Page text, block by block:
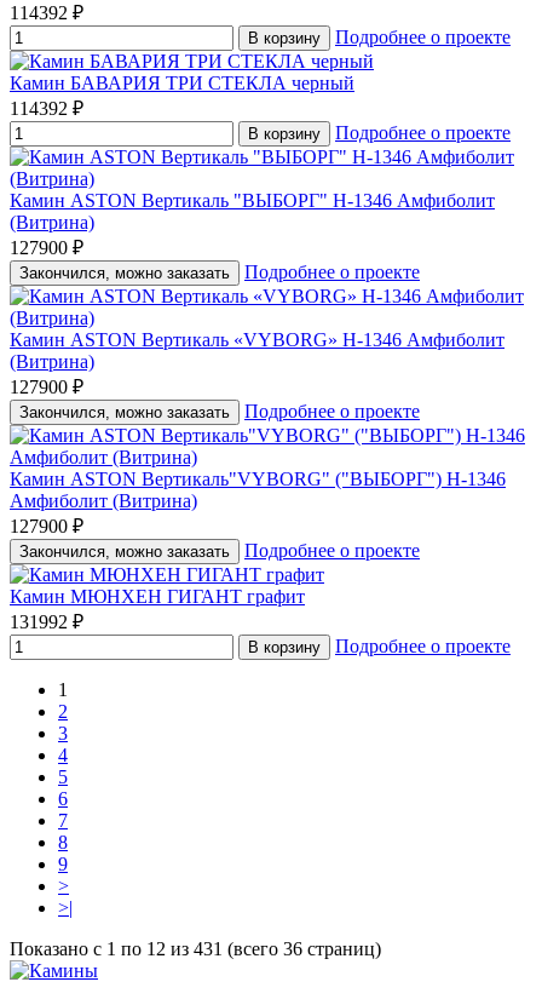
114392 ₽
В корзину Подробнее о проекте
Камин БАВАРИЯ ТРИ СТЕКЛА черный
114392 ₽
В корзину Подробнее о проекте
Камин ASTON Вертикаль "ВЫБОРГ" Н-1346 Амфиболит
(Витрина)
127900 ₽
Закончился, можно заказать Подробнее о проекте
Камин ASTON Вертикаль «VYBORG» Н-1346 Амфиболит
(Витрина)
127900 ₽
Закончился, можно заказать Подробнее о проекте
Камин ASTON Вертикаль"VYBORG" ("ВЫБОРГ") Н-1346
Амфиболит (Витрина)
127900 ₽
Закончился, можно заказать Подробнее о проекте
Камин МЮНХЕН ГИГАНТ графит
131992 ₽
В корзину Подробнее о проекте
1
2
3
4
5
6
7
8
9
>
>|
Показано с 1 по 12 из 431 (всего 36 страниц)